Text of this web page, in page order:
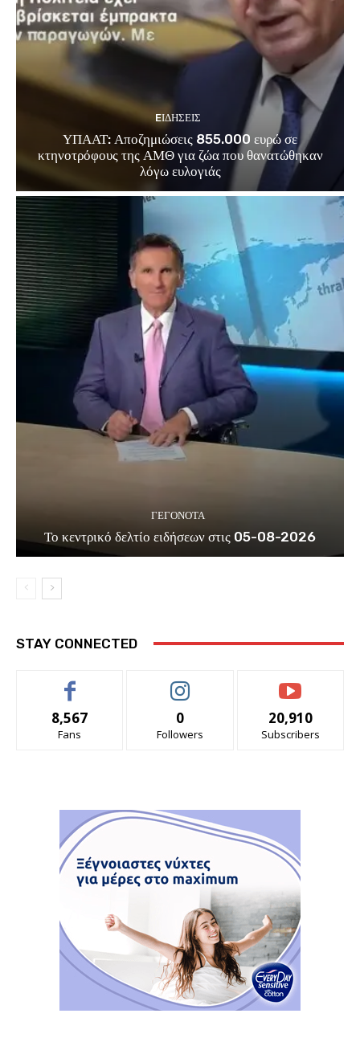
EΙΔΗΣΕΙΣ
ΥΠΑΑΤ: Αποζημιώσεις 855.000 ευρώ σε
κτηνοτρόφους της ΑΜΘ για ζώα που θανατώθηκαν
λόγω ευλογιάς
ΓΕΓΟΝΟΤΑ
Το κεντρικό δελτίο ειδήσεων στις 05-08-2026
STAY CONNECTED
8,567
Fans
0
Followers
20,910
Subscribers